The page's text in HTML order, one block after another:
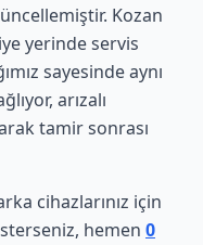
Kozan
yerinde servis
sayesinde aynı
arızalı
tamir sonrası
cihazlarınız için
hemen 0